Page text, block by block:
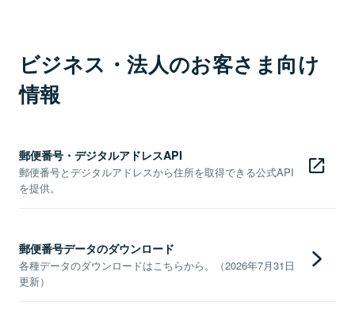
ビジネス・法人のお客さま向け
情報
郵便番号・デジタルアドレスAPI
郵便番号とデジタルアドレスから住所を取得できる公式API
を提供。
郵便番号データのダウンロード
各種データのダウンロードはこちらから。（2026年7月31日
更新）